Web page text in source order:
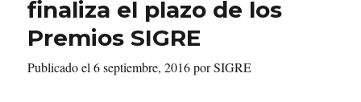
finaliza el plazo de los
Premios SIGRE
Publicado el 6 septiembre, 2016 por SIGRE